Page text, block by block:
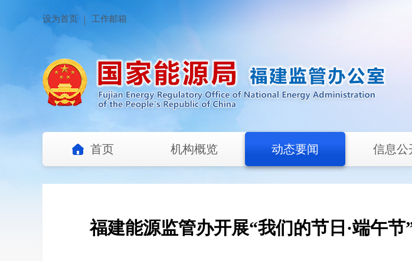
设为首页 工作邮箱
首页 机构概览 动态要闻 信息公
福建能源监管办开展“我们的节日·端午